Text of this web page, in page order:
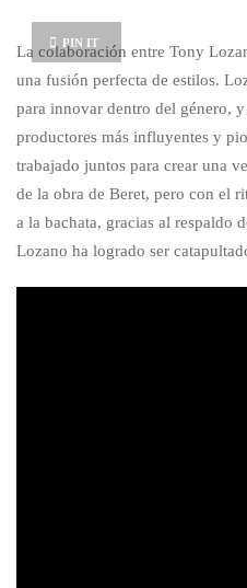
PIN IT
La colaboración entre Tony
una fusión perfecta de estilos.
para innovar dentro del género,
productores más influyentes y
trabajado juntos para crear una
de la obra de Beret, pero con el
a la bachata, gracias al respaldo
Lozano ha logrado ser